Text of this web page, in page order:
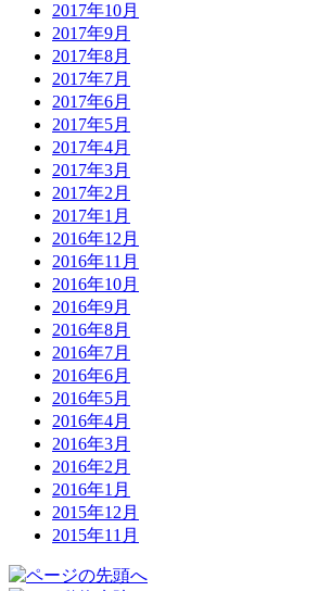
2017年10月
2017年9月
2017年8月
2017年7月
2017年6月
2017年5月
2017年4月
2017年3月
2017年2月
2017年1月
2016年12月
2016年11月
2016年10月
2016年9月
2016年8月
2016年7月
2016年6月
2016年5月
2016年4月
2016年3月
2016年2月
2016年1月
2015年12月
2015年11月